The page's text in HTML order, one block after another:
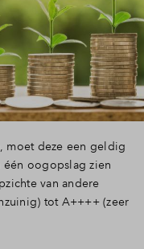
moet deze een geldig
oogopslag zien
van andere
tot A++++ (zeer